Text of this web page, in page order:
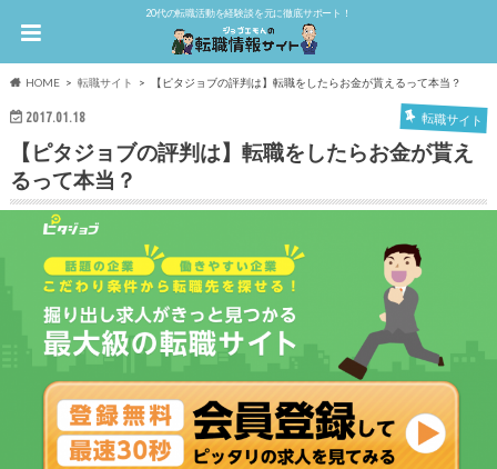
20代の転職活動を経験談を元に徹底サポート！
HOME 転職サイト 【ピタジョブの評判は】転職をしたらお金が貰えるって本当？
2017.01.18 転職サイト
【ピタジョブの評判は】転職をしたらお金が貰え
るって本当？